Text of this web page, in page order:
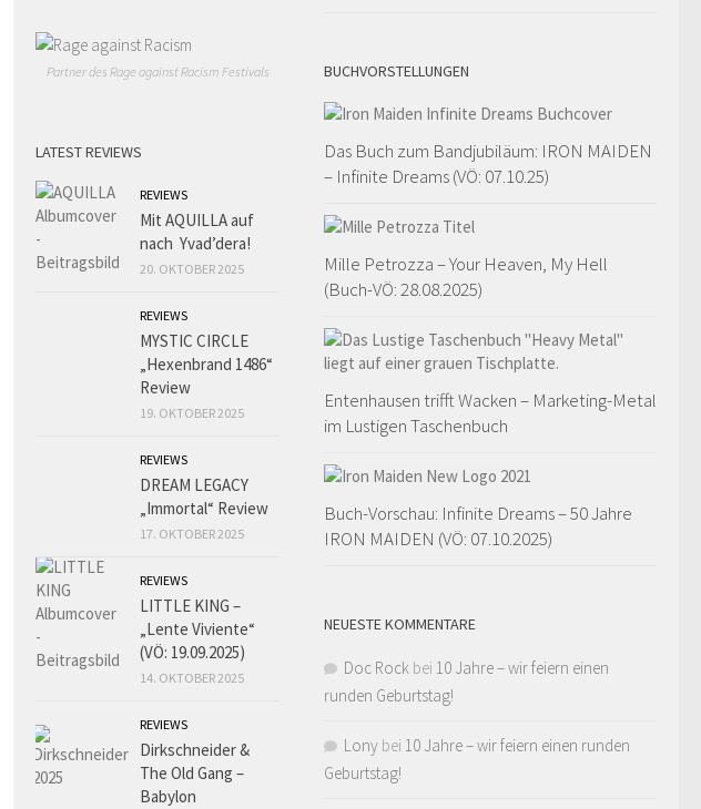
BUCHVORSTELLUNGEN
Das Buch zum Bandjubiläum: IRON MAIDEN
– Infinite Dreams (VÖ: 07.10.25)
Mille Petrozza – Your Heaven, My Hell
(Buch-VÖ: 28.08.2025)
Entenhausen trifft Wacken – Marketing-Metal
im Lustigen Taschenbuch
Buch-Vorschau: Infinite Dreams – 50 Jahre
IRON MAIDEN (VÖ: 07.10.2025)
NEUESTE KOMMENTARE
Doc Rock bei 10 Jahre – wir feiern einen
runden Geburtstag!
Lony bei 10 Jahre – wir feiern einen runden
Geburtstag!
Partner des Rage against Racism Festivals
LATEST REVIEWS
REVIEWS
Mit AQUILLA auf
nach Yvad’dera!
20. OKTOBER 2025
REVIEWS
MYSTIC CIRCLE
„Hexenbrand 1486“
Review
19. OKTOBER 2025
REVIEWS
DREAM LEGACY
„Immortal“ Review
17. OKTOBER 2025
REVIEWS
LITTLE KING –
„Lente Viviente“
(VÖ: 19.09.2025)
14. OKTOBER 2025
REVIEWS
Dirkschneider &
The Old Gang –
Babylon